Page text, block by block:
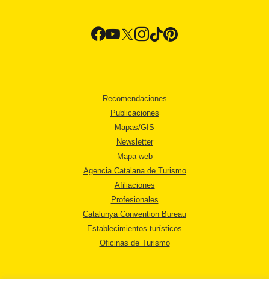
Recomendaciones
Publicaciones
Mapas/GIS
Newsletter
Mapa web
Agencia Catalana de Turismo
Afiliaciones
Profesionales
Catalunya Convention Bureau
Establecimientos turísticos
Oficinas de Turismo